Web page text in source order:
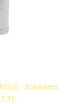
- tölcséres